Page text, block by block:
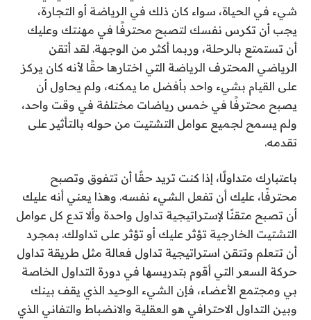
شيء في الحياة، سواء كان ذلك في الرياضة أو التجارة،
يجب أن تكرس نفسك لتصبح محترفًا في مهنتك وعليك
أن تستمتع بالرحلة، وربما أكثر من الوجهة. لقد أتقن
الرياضي المحترف الرياضة التي اختارها حقًا لأنه كان يركز
على القيام بشيء واحد بأفضل ما يمكنه، ولم يحاول أن
يصبح محترفًا في خمس رياضات مختلفة في وقت واحد،
ولم يسمح لجميع عوامل التشتيت من حوله بالتأثير على
تقدمه.
باعتبارك متداولًا، إذا كنت تريد حقًا أن تتفوق وتصبح
محترفًا، عليك أن تفعل الشيء نفسه. وهذا يعني أنه عليك
أن تصبح متقنًا لإستراتيجية تداول واحدة وألا تدع كل عوامل
التشتيت الخارجية تؤثر عليك أو تؤثر على تداولك. بمجرد
أن تتعلم وتتقن استراتيجية تداول فعالة مثل طريقة تداول
حركة السعر التي أقوم بتدريسها في دورة التداول الخاصة
بي ومجتمع الأعضاء، فإن الشيء الوحيد الذي يقف بينك
وبين التداول الاحترافي هو العقلية والانضباط والتفاني الذي